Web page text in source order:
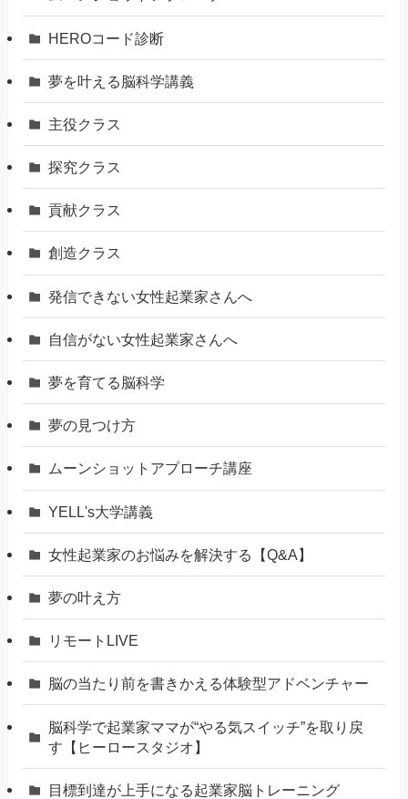
HEROコード診断
夢を叶える脳科学講義
主役クラス
探究クラス
貢献クラス
創造クラス
発信できない女性起業家さんへ
自信がない女性起業家さんへ
夢を育てる脳科学
夢の見つけ方
ムーンショットアプローチ講座
YELL's大学講義
女性起業家のお悩みを解決する【Q&A】
夢の叶え方
リモートLIVE
脳の当たり前を書きかえる体験型アドベンチャー
脳科学で起業家ママが“やる気スイッチ”を取り戻
す【ヒーロースタジオ】
⽬標到達が上⼿になる起業家脳トレーニング